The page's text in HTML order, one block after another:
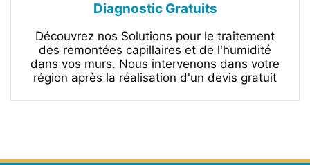
Diagnostic Gratuits
Découvrez nos Solutions pour le traitement
des remontées capillaires et de l'humidité
dans vos murs. Nous intervenons dans votre
région après la réalisation d'un devis gratuit